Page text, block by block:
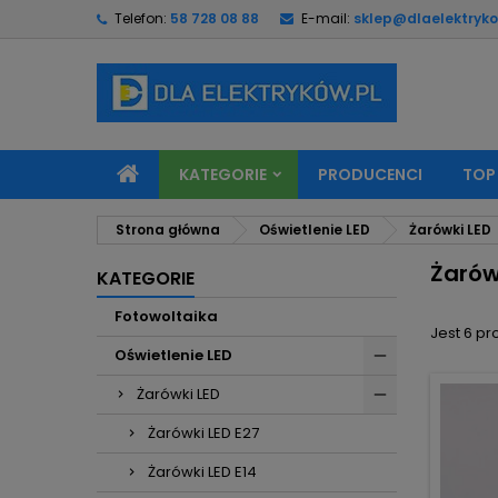
Telefon: 58 728 08 88 E-mail:
KATEGORIE PRODUCENCI
Strona główna Oświetlenie LED Żarówki LED
KATEGORIE
Fotowoltaika
Oświetlenie LED
Żarówki LED
Żarówki LED E27
Żarówki LED E14
Jest 6